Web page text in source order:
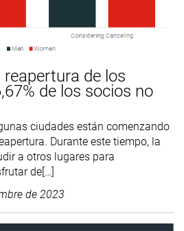
de los
de los socios no
ciudades están comenzando
Durante este tiempo, la
a otros lugares para
de[…]
de 2023